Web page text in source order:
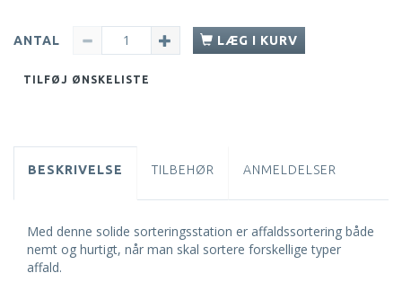
ANTAL LÆG I KURV
TILFØJ ØNSKELISTE
BESKRIVELSE TILBEHØR ANMELDELSER
Med denne solide sorteringsstation er affaldssortering både
nemt og hurtigt, når man skal sortere forskellige typer
affald.